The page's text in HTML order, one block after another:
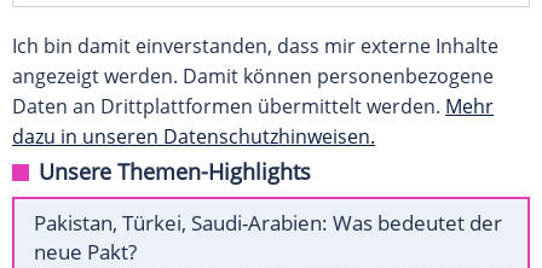
Ich bin damit einverstanden, dass mir externe Inhalte
angezeigt werden. Damit können personenbezogene
Daten an Drittplattformen übermittelt werden. Mehr
dazu in unseren Datenschutzhinweisen.
Unsere Themen-Highlights
Pakistan, Türkei, Saudi-Arabien: Was bedeutet der
neue Pakt?